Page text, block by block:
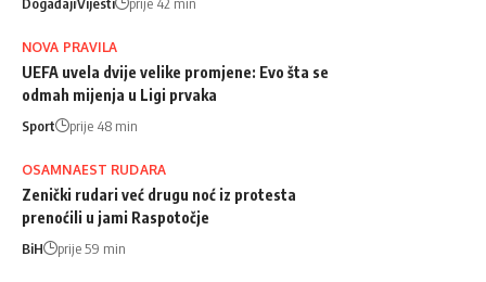
NOVA PRAVILA
UEFA uvela dvije velike promjene: Evo šta se
odmah mijenja u Ligi prvaka
Sport prije 48 min
OSAMNAEST RUDARA
Zenički rudari već drugu noć iz protesta
prenoćili u jami Raspotočje
BiH prije 59 min